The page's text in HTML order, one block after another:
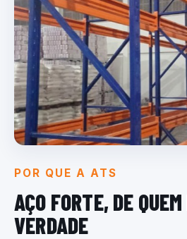
POR QUE A ATS
AÇO FORTE, DE QUEM
VERDADE